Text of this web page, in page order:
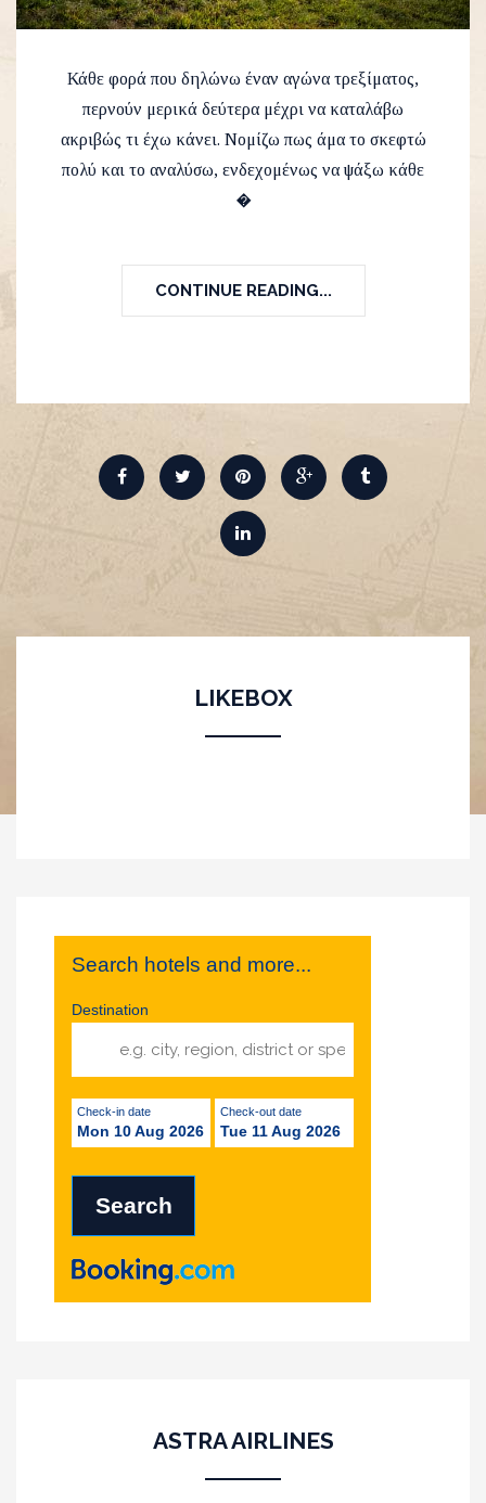
Κάθε φορά που δηλώνω έναν αγώνα τρεξίματος,
περνούν μερικά δεύτερα μέχρι να καταλάβω
ακριβώς τι έχω κάνει. Νομίζω πως άμα το σκεφτώ
πολύ και το αναλύσω, ενδεχομένως να ψάξω κάθε
�
CONTINUE READING...
LIKEBOX
Search hotels and more...
Destination
Check-in date
Mon 10 Aug 2026
Check-out date
Tue 11 Aug 2026
ASTRA AIRLINES